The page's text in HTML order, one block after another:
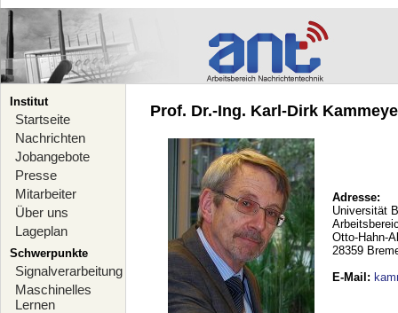
Institut
Startseite
Nachrichten
Jobangebote
Presse
Mitarbeiter
Über uns
Lageplan
Schwerpunkte
Signalverarbeitung
Maschinelles
Lernen
Prof. Dr.-Ing. Karl-Dirk
Adresse:
Universität
Otto-Hahn-
28359
E-Mail :